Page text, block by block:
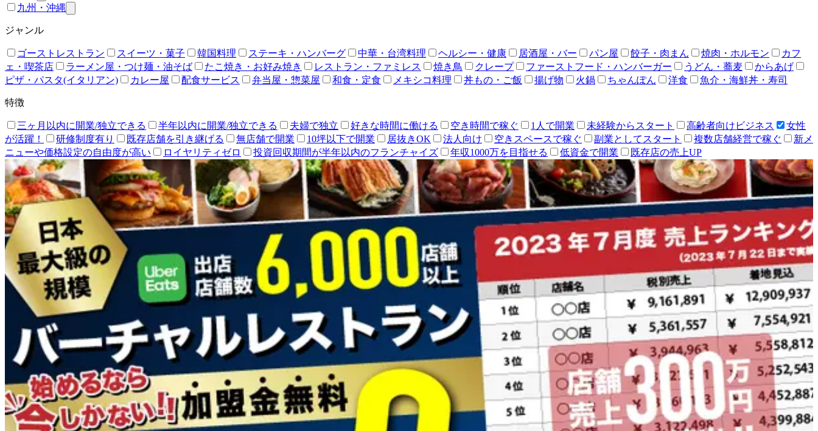
九州・沖縄
ジャンル
ゴーストレストラン スイーツ・菓子 韓国料理 ステーキ・ハンバーグ 中華・台湾料理 ヘルシー・健康 居酒屋・バー パン屋 餃子・肉まん 焼肉・ホルモン
カフ
ェ・喫茶店
ラーメン屋・つけ麺・油そば たこ焼き・お好み焼き レストラン・ファミレス 焼き鳥 クレープ ファーストフード・ハンバーガー うどん・蕎麦
からあげ
ピザ・パスタ(イタリアン)
カレー屋 配食サービス 弁当屋・惣菜屋 和食・定食 メキシコ料理 丼もの・ご飯 揚げ物 火鍋 ちゃんぽん 洋食 魚介・海鮮丼・寿司
特徴
三ヶ月以内に開業/独立できる 半年以内に開業/独立できる 夫婦で独立 好きな時間に働ける 空き時間で稼ぐ 1人で開業 未経験からスタート 高齢者向けビジネス
女性
が活躍！
研修制度有り 既存店舗を引き継げる 無店舗で開業 10坪以下で開業 居抜きOK 法人向け 空きスペースで稼ぐ 副業としてスタート 複数店舗経営で稼ぐ
新メ
ニューや価格設定の自由度が高い
ロイヤリティゼロ 投資回収期間が半年以内のフランチャイズ 年収1000万を目指せる 低資金で開業 既存店の売上UP